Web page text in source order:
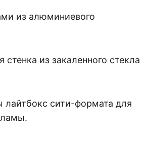
из алюминиевого
стенка из закаленного стекла
лайтбокс сити-формата для